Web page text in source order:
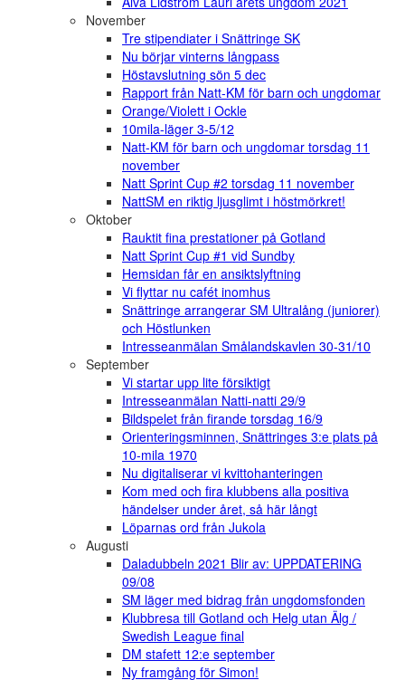
November
Tre stipendiater i Snättringe SK
Nu börjar vinterns långpass
Höstavslutning sön 5 dec
Rapport från Natt-KM för barn och ungdomar
Orange/Violett i Ockle
10mila-läger 3-5/12
Natt-KM för barn och ungdomar torsdag 11
november
Natt Sprint Cup #2 torsdag 11 november
NattSM en riktig ljusglimt i höstmörkret!
Oktober
Rauktit fina prestationer på Gotland
Natt Sprint Cup #1 vid Sundby
Hemsidan får en ansiktslyftning
Vi flyttar nu cafét inomhus
Snättringe arrangerar SM Ultralång (juniorer)
och Höstlunken
Intresseanmälan Smålandskavlen 30-31/10
September
Vi startar upp lite försiktigt
Intresseanmälan Natti-natti 29/9
Bildspelet från firande torsdag 16/9
Orienteringsminnen, Snättringes 3:e plats på
10-mila 1970
Nu digitaliserar vi kvittohanteringen
Kom med och fira klubbens alla positiva
händelser under året, så här långt
Löparnas ord från Jukola
Augusti
Daladubbeln 2021 Blir av: UPPDATERING
09/08
SM läger med bidrag från ungdomsfonden
Klubbresa till Gotland och Helg utan Älg /
Swedish League final
DM stafett 12:e september
Ny framgång för Simon!